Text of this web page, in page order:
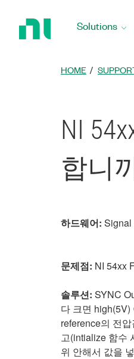
Solutions
HOME
NI
합니
하드웨어: Signal
문제점: NI 54xx
솔루션: SYNC
다 크면
reference의 전
고(intialize 함수
위 안해서 값을